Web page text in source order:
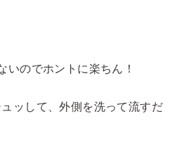
いのでホントに楽ちん！
ッして、外側を洗って流すだ